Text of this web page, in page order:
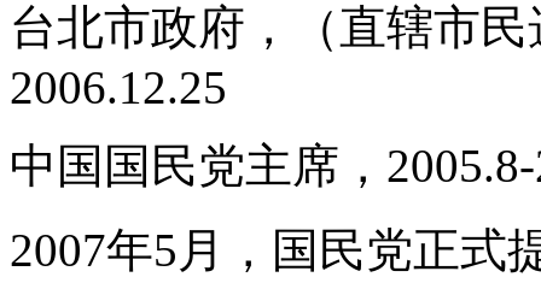
台北市政府，（直辖市
2006.12.25
中国国民党主席，
2007年5月， 国民党正式